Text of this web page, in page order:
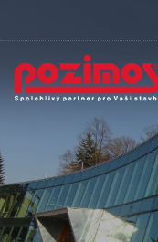
SPOLEČNOST
REFERENCE